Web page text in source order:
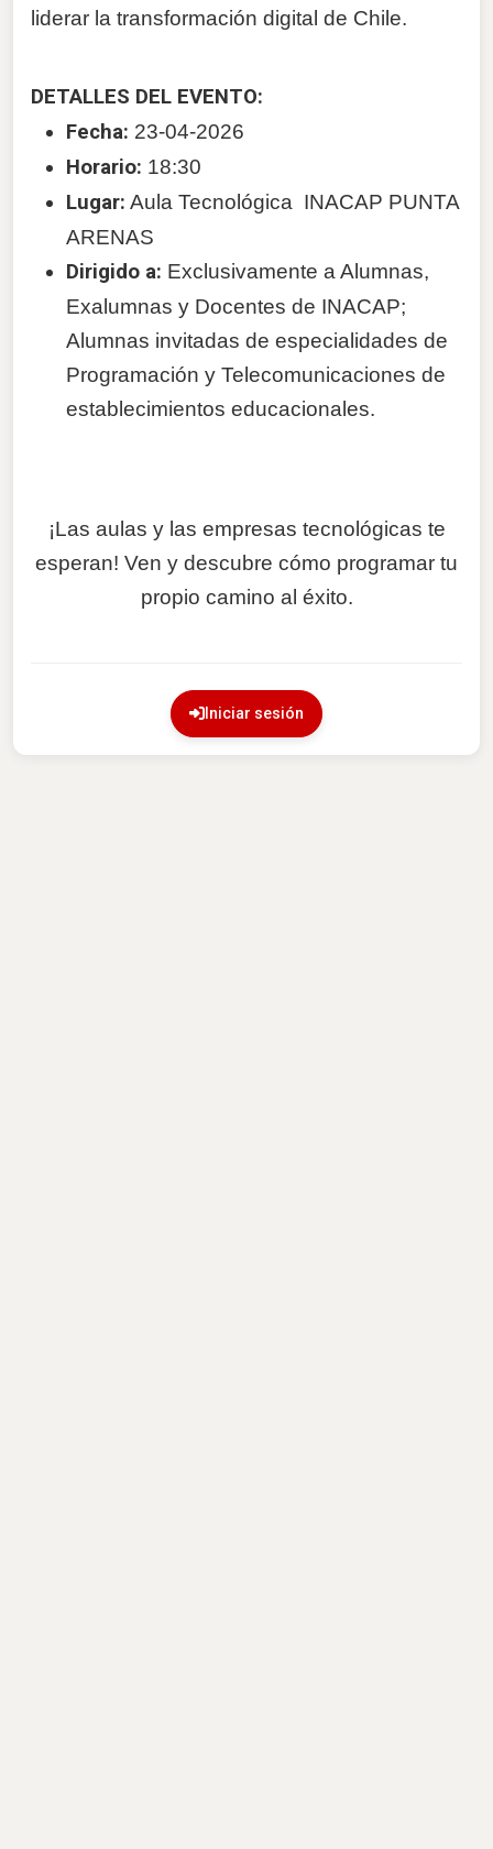
liderar la transformación digital de Chile.
DETALLES DEL EVENTO:
Fecha: 23-04-2026
Horario: 18:30
Lugar: Aula Tecnológica INACAP PUNTA
ARENAS
Dirigido a: Exclusivamente a Alumnas,
Exalumnas y Docentes de INACAP;
Alumnas invitadas de especialidades de
Programación y Telecomunicaciones de
establecimientos educacionales.
¡Las aulas y las empresas tecnológicas te
esperan! Ven y descubre cómo programar tu
propio camino al éxito.
Iniciar sesión